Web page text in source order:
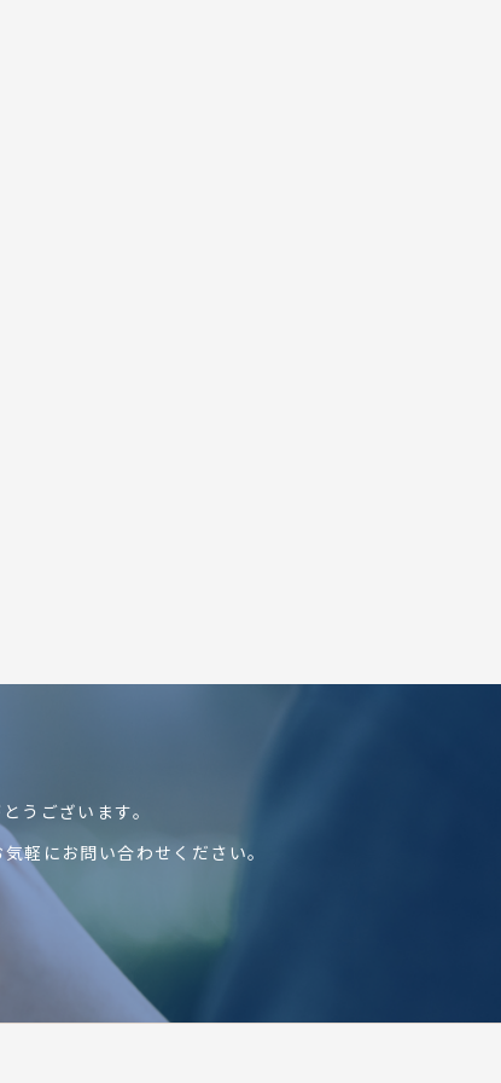
うございます。
軽にお問い合わせください。